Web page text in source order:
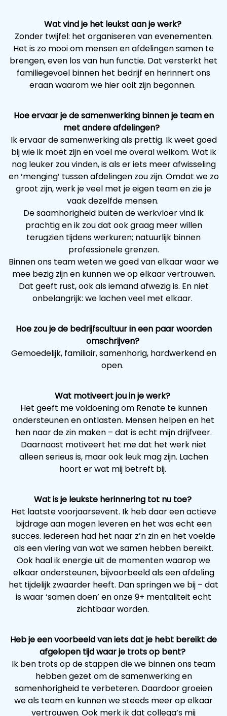
Wat vind je het leukst aan je werk?
Zonder twijfel: het organiseren van evenementen.
Het is zo mooi om mensen en afdelingen samen te
brengen, even los van hun functie. Dat versterkt het
familiegevoel binnen het bedrijf en herinnert ons
eraan waarom we hier ooit zijn begonnen.
Hoe ervaar je de samenwerking binnen je team en
met andere afdelingen?
Ik ervaar de samenwerking als prettig. Ik weet goed
bij wie ik moet zijn en voel me overal welkom. Wat ik
nog leuker zou vinden, is als er iets meer afwisseling
en ‘menging’ tussen afdelingen zou zijn. Omdat we zo
groot zijn, werk je veel met je eigen team en zie je
vaak dezelfde mensen.
De saamhorigheid buiten de werkvloer vind ik
prachtig en ik zou dat ook graag meer willen
terugzien tijdens werkuren; natuurlijk binnen
professionele grenzen.
Binnen ons team weten we goed van elkaar waar we
mee bezig zijn en kunnen we op elkaar vertrouwen.
Dat geeft rust, ook als iemand afwezig is. En niet
onbelangrijk: we lachen veel met elkaar.
Hoe zou je de bedrijfscultuur in een paar woorden
omschrijven?
Gemoedelijk, familiair, samenhorig, hardwerkend en
open.
Wat motiveert jou in je werk?
Het geeft me voldoening om Renate te kunnen
ondersteunen en ontlasten. Mensen helpen en het
hen naar de zin maken – dat is echt mijn drijfveer.
Daarnaast motiveert het me dat het werk niet
alleen serieus is, maar ook leuk mag zijn. Lachen
hoort er wat mij betreft bij.
Wat is je leukste herinnering tot nu toe?
Het laatste voorjaarsevent. Ik heb daar een actieve
bijdrage aan mogen leveren en het was echt een
succes. Iedereen had het naar z’n zin en het voelde
als een viering van wat we samen hebben bereikt.
Ook haal ik energie uit de momenten waarop we
elkaar ondersteunen, bijvoorbeeld als een afdeling
het tijdelijk zwaarder heeft. Dan springen we bij – dat
is waar ‘samen doen’ en onze 9+ mentaliteit echt
zichtbaar worden.
Heb je een voorbeeld van iets dat je hebt bereikt de
afgelopen tijd waar je trots op bent?
Ik ben trots op de stappen die we binnen ons team
hebben gezet om de samenwerking en
samenhorigheid te verbeteren. Daardoor groeien
we als team en kunnen we steeds meer op elkaar
vertrouwen. Ook merk ik dat collega’s mij